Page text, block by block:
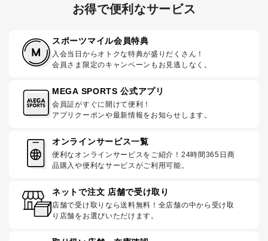
お得で便利なサービス
スポーツマイル会員特典
入会当日からオトクな特典が盛りだくさん！
会員さま限定のキャンペーンもお見逃しなく。
MEGA SPORTS 公式アプリ
会員証がすぐに開けて便利！
アプリクーポンや最新情報をお知らせします。
オンラインサービス一覧
便利なオンラインサービスをご紹介！24時間365日商
品購入や便利なサービスがご利用可能。
ネットで注文 店舗で受け取り
店舗で受け取りなら送料無料！全店舗の中から受け取
り店舗をお選びいただけます。